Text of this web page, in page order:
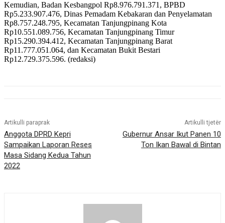
Kemudian, Badan Kesbangpol Rp8.976.791.371, BPBD
Rp5.233.907.476, Dinas Pemadam Kebakaran dan Penyelamatan
Rp8.757.248.795, Kecamatan Tanjungpinang Kota
Rp10.551.089.756, Kecamatan Tanjungpinang Timur
Rp15.290.394.412, Kecamatan Tanjungpinang Barat
Rp11.777.051.064, dan Kecamatan Bukit Bestari
Rp12.729.375.596. (redaksi)
Artikulli paraprak
Anggota DPRD Kepri
Sampaikan Laporan Reses
Masa Sidang Kedua Tahun
2022
Artikulli tjetër
Gubernur Ansar Ikut Panen 10
Ton Ikan Bawal di Bintan